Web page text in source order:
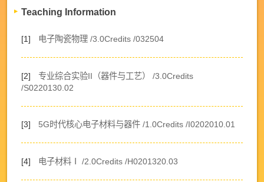
Teaching Information
[1] 电子陶瓷物理 /3.0Credits /032504
[2]
专业综合实验II（器件与工艺） /3.0Credits
/S0220130.02
[3] 5G时代核心电子材料与器件 /1.0Credits /I0202010.01
[4] 电子材料Ⅰ /2.0Credits /H0201320.03